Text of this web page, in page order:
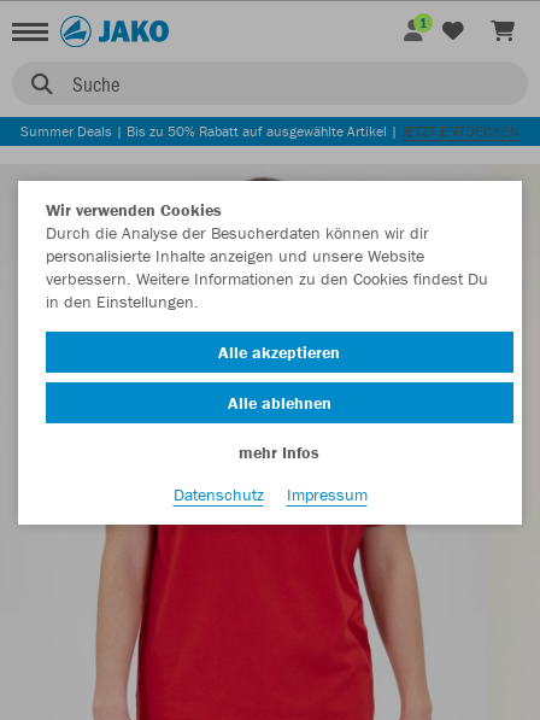
Suche
1
Summer Deals | Bis zu 50% Rabatt auf ausgewählte Artikel | JETZT ENTDECKEN
Wir verwenden Cookies
Durch die Analyse der Besucherdaten können wir dir
personalisierte Inhalte anzeigen und unsere Website
verbessern. Weitere Informationen zu den Cookies findest Du
in den Einstellungen.
Alle akzeptieren
Alle ablehnen
mehr Infos
Datenschutz
Impressum